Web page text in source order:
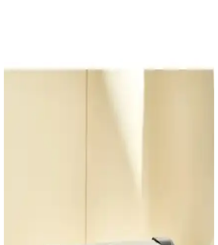
Korkmaz A316-13 Tostella ve Tefal Toast Expert
kapasite ve şık tasarımıyla günlük mutfak ihtiyaçlarını karşılar, kolay